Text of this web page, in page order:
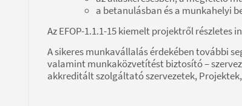
a betanulásban és a munkahelyi
Az EFOP-1.1.1-15 kiemelt projektről részletes
A sikeres munkavállalás érdekében további
valamint munkaközvetítést biztosító –
akkreditált szolgáltató szervezetek,